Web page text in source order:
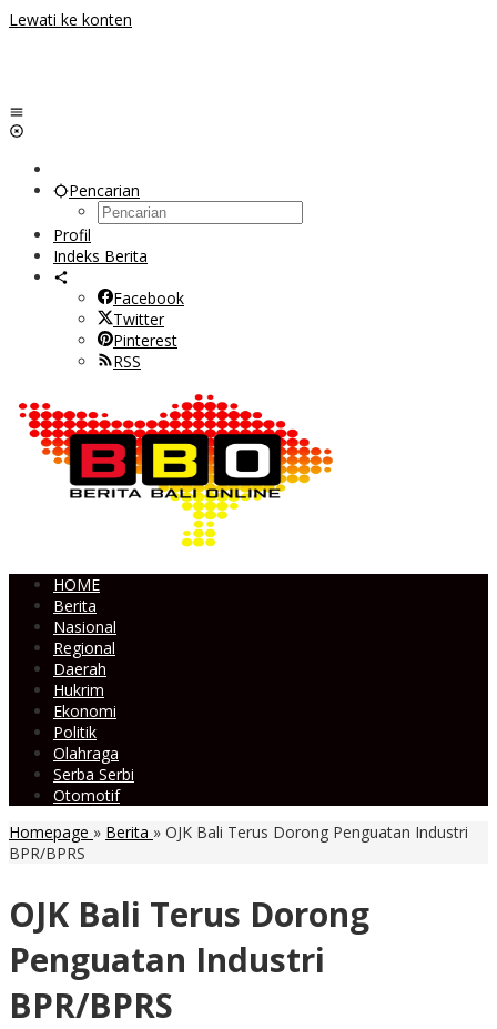
Lewati ke konten
Pencarian
Profil
Indeks Berita
Facebook
Twitter
Pinterest
RSS
HOME
Berita
Nasional
Regional
Daerah
Hukrim
Ekonomi
Politik
Olahraga
Serba Serbi
Otomotif
Homepage » Berita » OJK Bali Terus Dorong Penguatan Industri
BPR/BPRS
OJK Bali Terus Dorong
Penguatan Industri
BPR/BPRS